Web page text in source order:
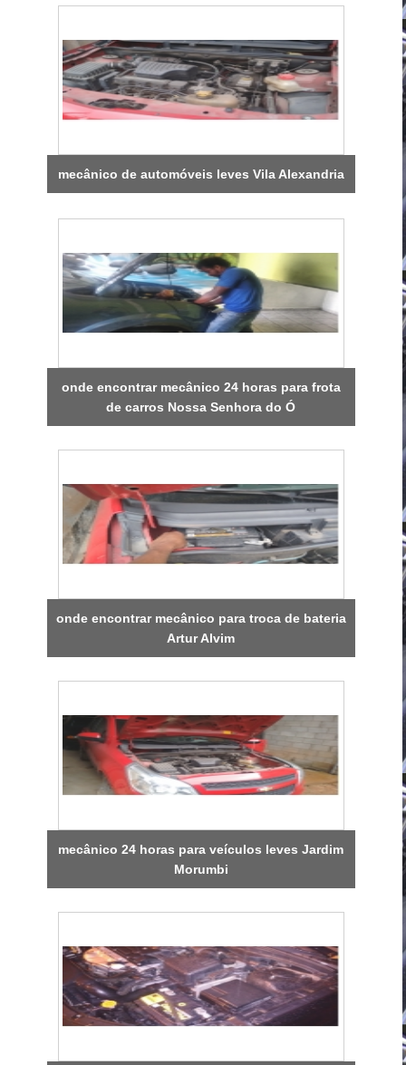
mecânico de automóveis leves Vila Alexandria
onde encontrar mecânico 24 horas para frota
de carros Nossa Senhora do Ó
onde encontrar mecânico para troca de bateria
Artur Alvim
mecânico 24 horas para veículos leves Jardim
Morumbi